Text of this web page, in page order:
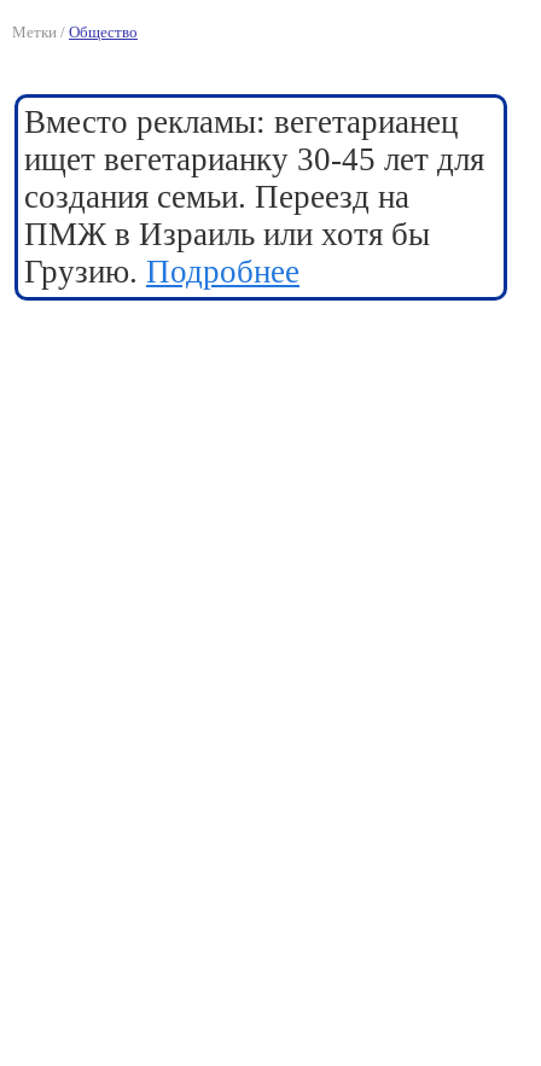
Метки / Общество
Вместо рекламы: вегетарианец
ищет вегетарианку 30-45 лет для
создания семьи. Переезд на
ПМЖ в Израиль или хотя бы
Грузию. Подробнее